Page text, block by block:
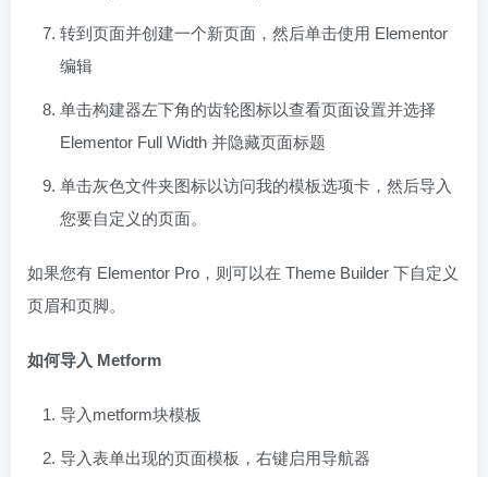
转到页面并创建一个新页面，然后单击使用 Elementor
编辑
单击构建器左下角的齿轮图标以查看页面设置并选择
Elementor Full Width 并隐藏页面标题
单击灰色文件夹图标以访问我的模板选项卡，然后导入
您要自定义的页面。
如果您有 Elementor Pro，则可以在 Theme Builder 下自定义
页眉和页脚。
如何导入 Metform
导入metform块模板
导入表单出现的页面模板，右键启用导航器